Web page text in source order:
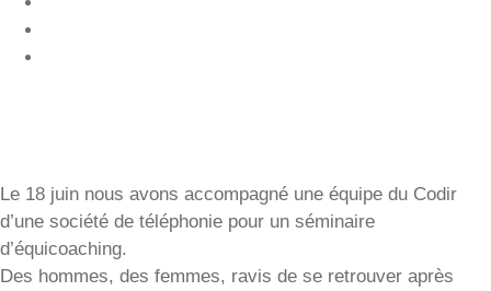
Le 18 juin nous avons accompagné une équipe du Codir
d’une société de téléphonie pour un séminaire
d’équicoaching.
Des hommes, des femmes, ravis de se retrouver après